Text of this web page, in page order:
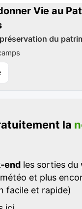
Vie au
du
la
end les sorties du
et plus
facile et rapide)